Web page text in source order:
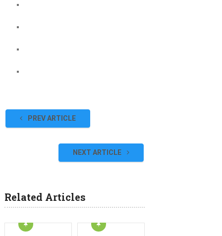
PREV ARTICLE
NEXT ARTICLE
Related Articles